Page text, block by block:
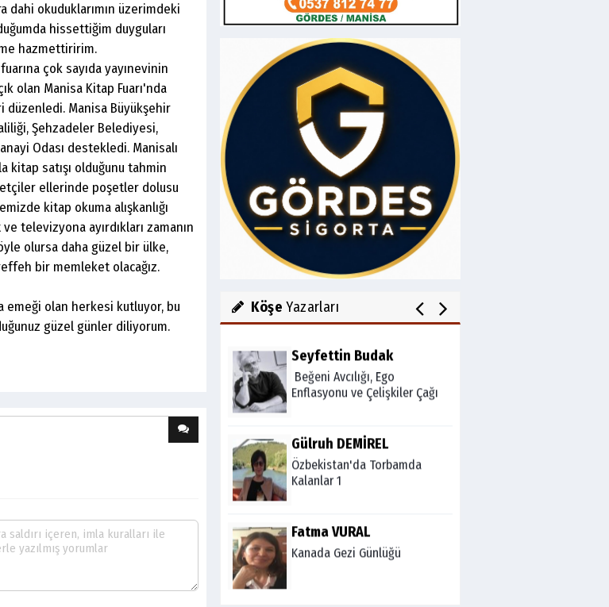
dahi okuduklarımın üzerimdeki
hissettiğim duyguları
hazmettiririm.
çok sayıda yayınevinin
olan Manisa Kitap Fuarı'nda
Manisa Büyükşehir
Şehzadeler Belediyesi,
Odası destekledi. Manisalı
satışı olduğunu tahmin
ellerinde poşetler dolusu
kitap okuma alışkanlığı
televizyona ayırdıkları zamanın
olursa daha güzel bir ülke,
bir memleket olacağız.
emeği olan herkesi kutluyor, bu
güzel günler diliyorum.
Köşe Yazarları
Av.Cenap GÜVEN
Gördesli Şair Alim Atay
Salih OKKALI
1950'li Yıllarda Gördes-VI
Seyfettin Budak
Beğeni Avcılığı, Ego
Enflasyonu ve Çelişkiler Çağı
Gülruh DEMİREL
Özbekistan'da Torbamda
Kalanlar 1
Fatma VURAL
Kanada Gezi Günlüğü